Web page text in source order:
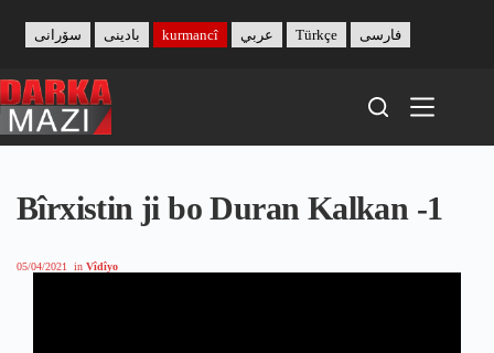
content
بادینی سۆرانی kurmancî عربي Türkçe فارسی
Bîrxistin ji bo Duran Kalkan -1
05/04/2021 in Vîdîyo